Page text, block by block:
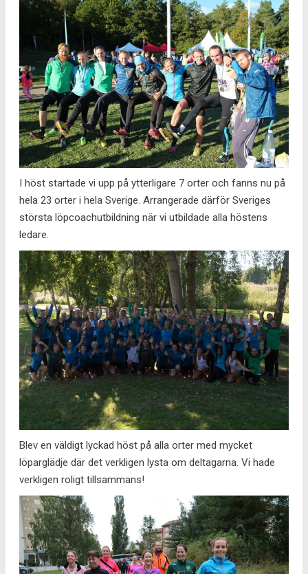
I höst startade vi upp på ytterligare 7 orter och fanns nu på
hela 23 orter i hela Sverige. Arrangerade därför Sveriges
största löpcoachutbildning när vi utbildade alla höstens
ledare.
Blev en väldigt lyckad höst på alla orter med mycket
löparglädje där det verkligen lysta om deltagarna. Vi hade
verkligen roligt tillsammans!